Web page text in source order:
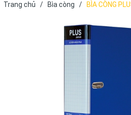
Trang chủ / Bìa còng / BÌA CÒNG